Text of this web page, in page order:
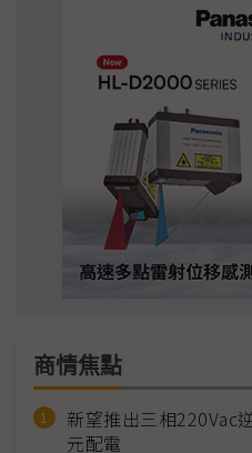
商情焦點
新望推出三相220Vac
元配電